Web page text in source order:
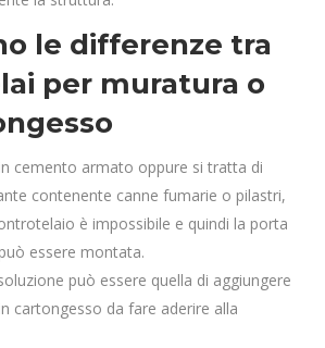
le differenze tra
per muratura o
cemento armato oppure si tratta di
contenente canne fumarie o pilastri,
è impossibile e quindi la porta
essere montata.
può essere quella di aggiungere
cartongesso da fare aderire alla